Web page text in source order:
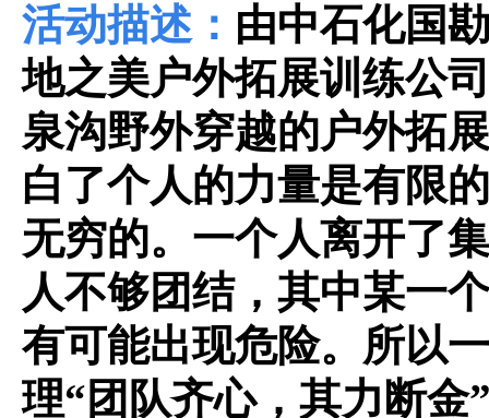
活动描述： 由中石化国
地之美户外拓展训练公
泉沟野外穿越的户外拓
白了个人的力量是有限
无穷的。一个人离开了
人不够团结，其中某一
有可能出现危险。所以
理“团队齐心，其力断金